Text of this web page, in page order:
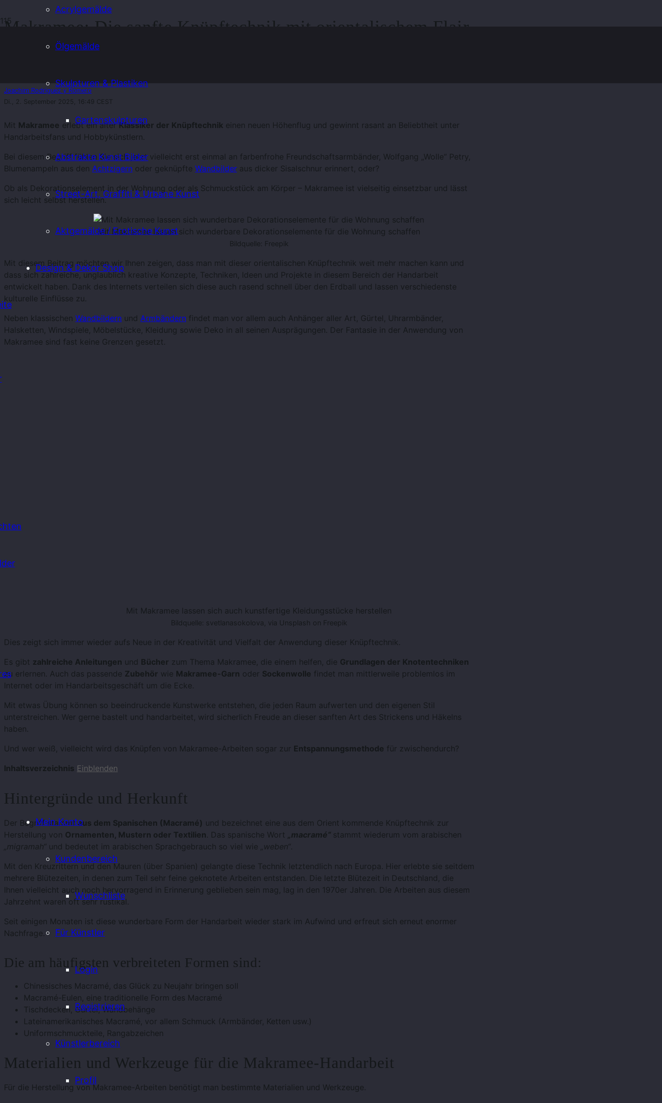
Acrylgemälde
Ölgemälde
Skulpturen & Plastiken
Gartenskulpturen
Abstrakte Kunst Bilder
Street-Art, Graffiti & Urbane Kunst
Aktgemälde / Erotische Kunst
Design & Dekor Shop
Mein Konto
Kundenbereich
Wunschliste
Für Künstler
Login
Registrieren
Künstlerbereich
Profil
Makramee: Die sanfte Knüpftechnik mit orientalischem Flair
Joachim Rodriguez y Romero
Di., 2. September 2025, 16:49 CEST
Mit Makramee erlebt ein alterKlassiker der Knüpftechnik einen neuen Höhenflug und gewinnt rasant an Beliebtheit unter
Handarbeitsfans und Hobbykünstlern.
Bei diesem Begriff fühlen Sie sich jetzt vielleicht erst einmal an farbenfrohe Freundschaftsarmbänder, Wolfgang „Wolle“ Petry,
Blumenampeln aus den Achtzigern oder geknüpfte Wandbilder aus dicker Sisalschnur erinnert, oder?
Ob als Dekorationselement in der Wohnung oder als Schmuckstück am Körper – Makramee ist vielseitig einsetzbar und lässt
sich leicht selbst herstellen.
Mit Makramee lassen sich wunderbare Dekorationselemente für die Wohnung schaffen
Bildquelle: Freepik
Mit diesem Beitrag möchten wir Ihnen zeigen, dass man mit dieser orientalischen Knüpftechnik weit mehr machen kann und
dass sich zahlreiche, unglaublich kreative Konzepte, Techniken, Ideen und Projekte in diesem Bereich der Handarbeit
entwickelt haben. Dank des Internets verteilen sich diese auch rasend schnell über den Erdball und lassen verschiedenste
kulturelle Einflüsse zu.
Neben klassischen Wandbildern und Armbändern findet man vor allem auch Anhänger aller Art, Gürtel, Uhrarmbänder,
Halsketten, Windspiele, Möbelstücke, Kleidung sowie Deko in all seinen Ausprägungen. Der Fantasie in der Anwendung von
Makramee sind fast keine Grenzen gesetzt.
Mit Makramee lassen sich auch kunstfertige Kleidungsstücke herstellen
Bildquelle: svetlanasokolova, via Unsplash on Freepik
Dies zeigt sich immer wieder aufs Neue in der Kreativität und Vielfalt der Anwendung dieser Knüpftechnik.
Es gibt zahlreiche Anleitungen und Bücher zum Thema Makramee, die einem helfen, die Grundlagen der Knotentechniken
zu erlernen. Auch das passende Zubehör wie Makramee-Garn oder Sockenwolle findet man mittlerweile problemlos im
Internet oder im Handarbeitsgeschäft um die Ecke.
Mit etwas Übung können so beeindruckende Kunstwerke entstehen, die jeden Raum aufwerten und den eigenen Stil
unterstreichen. Wer gerne bastelt und handarbeitet, wird sicherlich Freude an dieser sanften Art des Strickens und Häkelns
haben.
Und wer weiß, vielleicht wird das Knüpfen von Makramee-Arbeiten sogar zur Entspannungsmethode für zwischendurch?
Inhaltsverzeichnis Einblenden
Hintergründe und Herkunft
Der Begriff stammtaus dem Spanischen (Macramé) und bezeichnet eine aus dem Orient kommende Knüpftechnik zur
Herstellung von Ornamenten, Mustern oder Textilien. Das spanische Wort „macramé“ stammt wiederum vom arabischen
„migramah“ und bedeutet im arabischen Sprachgebrauch so viel wie „weben“.
Mit den Kreuzrittern und den Mauren (über Spanien) gelangte diese Technik letztendlich nach Europa. Hier erlebte sie seitdem
mehrere Blütezeiten, in denen zum Teil sehr feine geknotete Arbeiten entstanden. Die letzte Blütezeit in Deutschland, die
Ihnen vielleicht auch noch hervorragend in Erinnerung geblieben sein mag, lag in den 1970er Jahren. Die Arbeiten aus diesem
Jahrzehnt waren oft sehr rustikal.
Seit einigen Monaten ist diese wunderbare Form der Handarbeit wieder stark im Aufwind und erfreut sich erneut enormer
Nachfrage.
Die am häufigsten verbreiteten Formen sind:
Chinesisches Macramé, das Glück zu Neujahr bringen soll
Macramé-Eulen, eine traditionelle Form des Macramé
Tischdecken, Gürtel, Wandbehänge
Lateinamerikanisches Macramé, vor allem Schmuck (Armbänder, Ketten usw.)
Uniformschmuckteile, Rangabzeichen
Materialien und Werkzeuge für die Makramee-Handarbeit
Für die Herstellung von Makramee-Arbeiten benötigt man bestimmte Materialien und Werkzeuge.